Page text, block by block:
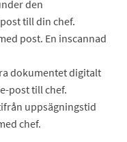
den
till din chef.
post. En inscannad
dokumentet digitalt
post till chef.
uppsägningstid
chef.